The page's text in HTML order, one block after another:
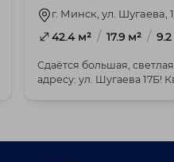
г. Минск, ул. Шугаева,
42.4 м² / 17.9 м² /
Сдаётся большая,
адресу: ул. Шугаева 17Б!